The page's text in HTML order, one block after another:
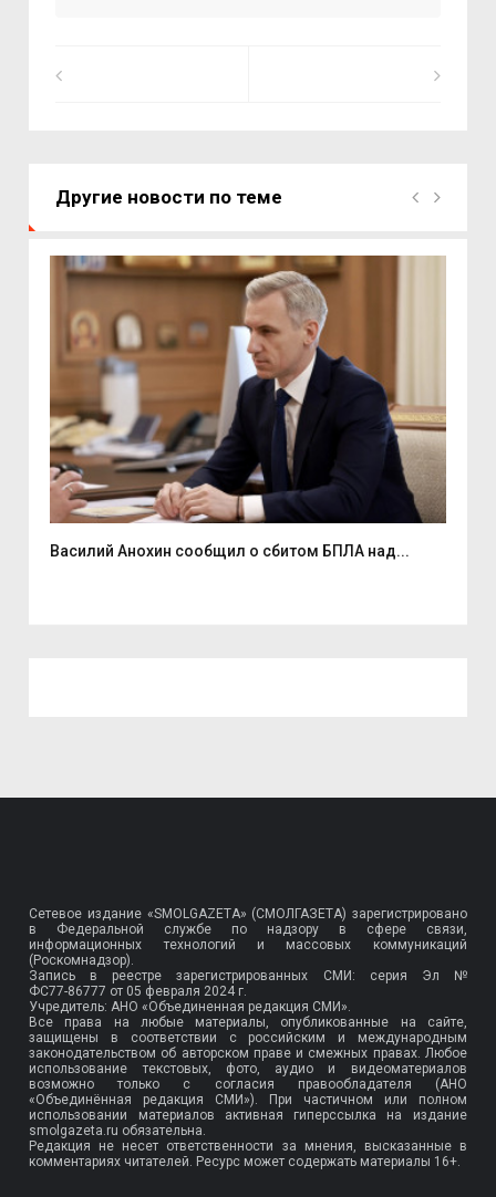
Другие новости по теме
Василий Анохин сообщил о сбитом БПЛА над...
Сетевое издание «SMOLGAZETA» (СМОЛГАЗЕТА) зарегистрировано
в Федеральной службе по надзору в сфере связи,
информационных технологий и массовых коммуникаций
(Роскомнадзор).
Запись в реестре зарегистрированных СМИ: серия Эл №
ФС77-86777 от 05 февраля 2024 г.
Учредитель: АНО «Объединенная редакция СМИ».
Все права на любые материалы, опубликованные на сайте,
защищены в соответствии с российским и международным
законодательством об авторском праве и смежных правах. Любое
использование текстовых, фото, аудио и видеоматериалов
возможно только с согласия правообладателя (АНО
«Объединённая редакция СМИ»). При частичном или полном
использовании материалов активная гиперссылка на издание
smolgazeta.ru обязательна.
Редакция не несет ответственности за мнения, высказанные в
комментариях читателей. Ресурс может содержать материалы 16+.